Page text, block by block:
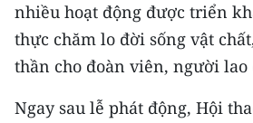
Đông Nam Bộ
Đồng bằng sông Cửu Long
Chuyên trang Hà Nội
nhiều hoạt động được triển
thực chăm lo đời sống vật
thần cho đoàn viên, người lao
Ngay sau lễ phát động, Hội